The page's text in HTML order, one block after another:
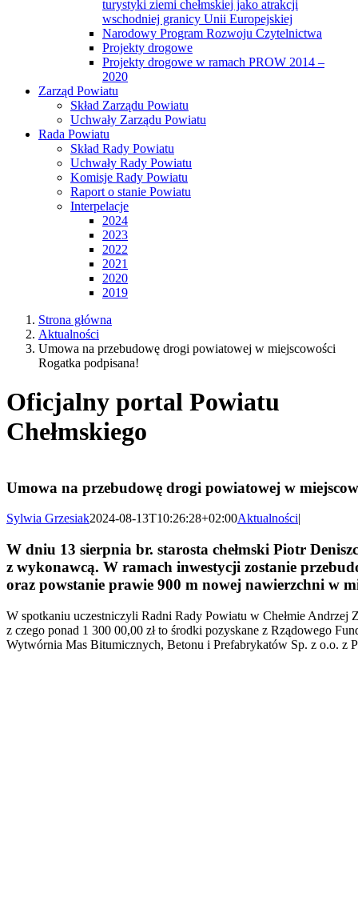
turystyki ziemi chełmskiej jako atrakcji
wschodniej granicy Unii Europejskiej
Narodowy Program Rozwoju Czytelnictwa
Projekty drogowe
Projekty drogowe w ramach PROW 2014 –
2020
Zarząd Powiatu
Skład Zarządu Powiatu
Uchwały Zarządu Powiatu
Rada Powiatu
Skład Rady Powiatu
Uchwały Rady Powiatu
Komisje Rady Powiatu
Raport o stanie Powiatu
Interpelacje
2024
2023
2022
2021
2020
2019
Strona główna
Aktualności
Umowa na przebudowę drogi powiatowej w miejscowości
Rogatka podpisana!
Oficjalny portal Powiatu
Chełmskiego
Umowa na przebudowę drogi powiatowej w
Sylwia Grzesiak2024-08-13T10:26:28+02:00Aktualności|
W dniu 13 sierpnia br. starosta chełmski Piotr
z wykonawcą. W ramach inwestycji zostanie
oraz powstanie prawie 900 m nowej nawierzchni w
W spotkaniu uczestniczyli Radni Rady Powiatu w Chełmie Andrzej
z czego ponad 1 300 00,00 zł to środki pozyskane z Rządowego
Wytwórnia Mas Bitumicznych, Betonu i Prefabrykatów Sp. z o.o. z